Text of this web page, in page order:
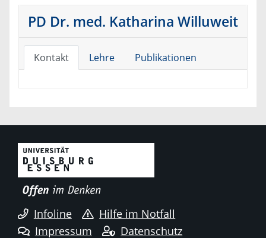
PD Dr. med. Katharina Willuweit
Kontakt Lehre Publikationen
Infoline
Hilfe im Notfall
Impressum
Datenschutz